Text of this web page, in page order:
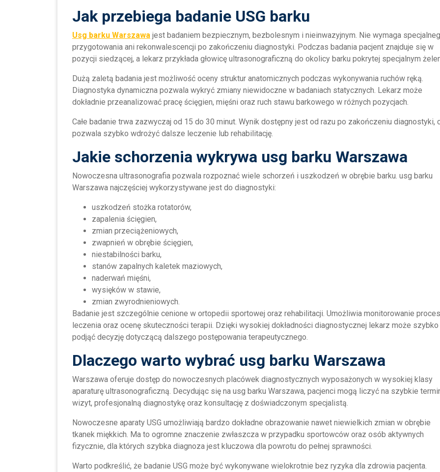
Jak przebiega badanie USG barku
Usg barku Warszawa jest badaniem bezpiecznym, bezbolesnym i nieinwazyjnym. Nie wymaga
przygotowania ani rekonwalescencji po zakończeniu diagnostyki. Podczas badania pacjent znajduje się w
pozycji siedzącej, a lekarz przykłada głowicę ultrasonograficzną do okolicy barku pokrytej specjalnym
Dużą zaletą badania jest możliwość oceny struktur anatomicznych podczas wykonywania ruchów ręką.
Diagnostyka dynamiczna pozwala wykryć zmiany niewidoczne w badaniach statycznych. Lekarz może
dokładnie przeanalizować pracę ścięgien, mięśni oraz ruch stawu barkowego w różnych pozycjach.
Całe badanie trwa zazwyczaj od 15 do 30 minut. Wynik dostępny jest od razu po zakończeniu diagnostyki,
pozwala szybko wdrożyć dalsze leczenie lub rehabilitację.
Jakie schorzenia wykrywa usg barku Warszawa
Nowoczesna ultrasonografia pozwala rozpoznać wiele schorzeń i uszkodzeń w obrębie barku. usg barku
Warszawa najczęściej wykorzystywane jest do diagnostyki:
uszkodzeń stożka rotatorów,
zapalenia ścięgien,
zmian przeciążeniowych,
zwapnień w obrębie ścięgien,
niestabilności barku,
stanów zapalnych kaletek maziowych,
naderwań mięśni,
wysięków w stawie,
zmian zwyrodnieniowych.
Badanie jest szczególnie cenione w ortopedii sportowej oraz rehabilitacji. Umożliwia monitorowanie
leczenia oraz ocenę skuteczności terapii. Dzięki wysokiej dokładności diagnostycznej lekarz może szybko
podjąć decyzję dotyczącą dalszego postępowania terapeutycznego.
Dlaczego warto wybrać usg barku Warszawa
Warszawa oferuje dostęp do nowoczesnych placówek diagnostycznych wyposażonych w wysokiej klasy
aparaturę ultrasonograficzną. Decydując się na usg barku Warszawa, pacjenci mogą liczyć na szybkie
wizyt, profesjonalną diagnostykę oraz konsultację z doświadczonym specjalistą.
Nowoczesne aparaty USG umożliwiają bardzo dokładne obrazowanie nawet niewielkich zmian w obrębie
tkanek miękkich. Ma to ogromne znaczenie zwłaszcza w przypadku sportowców oraz osób aktywnych
fizycznie, dla których szybka diagnoza jest kluczowa dla powrotu do pełnej sprawności.
Warto podkreślić, że badanie USG może być wykonywane wielokrotnie bez ryzyka dla zdrowia pacjenta.